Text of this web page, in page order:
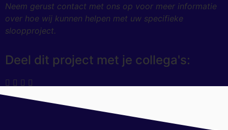
Neem gerust contact met ons op voor meer informatie
over hoe wij kunnen helpen met uw specifieke
sloopproject.
Deel dit project met je collega's: